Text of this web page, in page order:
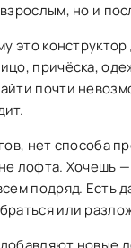
но и
это
причёска,
почти
нет способа
лофта. Хочешь
подряд. Есть
или